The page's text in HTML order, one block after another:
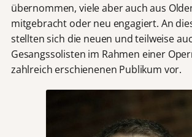
übernommen, viele aber auch aus
mitgebracht oder neu engagiert. An
stellten sich die neuen und teilweise
Gesangssolisten im Rahmen einer
zahlreich erschienenen Publikum vor.